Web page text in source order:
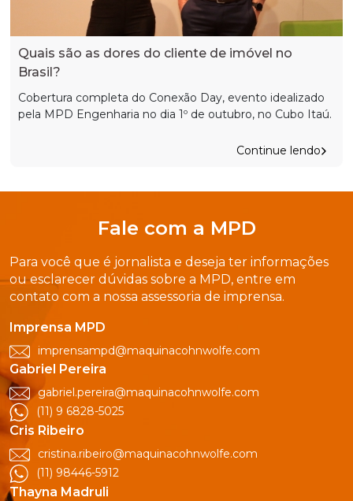
Quais são as dores do cliente de imóvel no
Brasil?
Cobertura completa do Conexão Day, evento idealizado
pela MPD Engenharia no dia 1º de outubro, no Cubo Itaú.
Continue lendo
Fale com a MPD
Para você que é jornalista e deseja ter informações
ou esclarecer dúvidas sobre a MPD, entre em
contato com a nossa assessoria de imprensa.
Imprensa MPD
imprensampd@maquinacohnwolfe.com
Gabriel Pereira
gabriel.pereira@maquinacohnwolfe.com
(11) 9 6828-5025
Cris Ribeiro
cristina.ribeiro@maquinacohnwolfe.com
(11) 98446-5912
Thayna Madruli